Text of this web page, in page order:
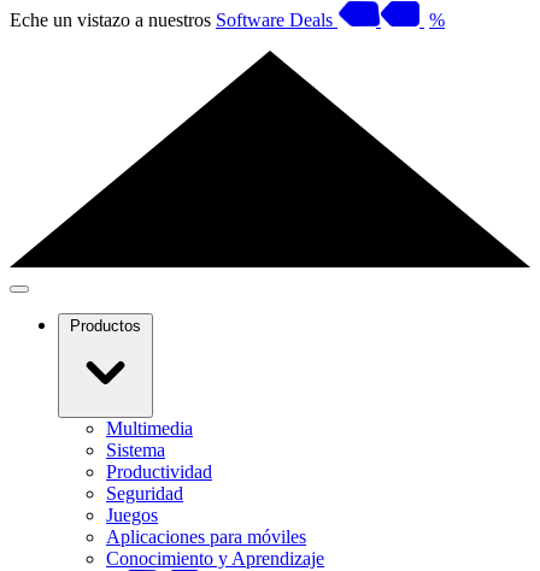
Eche un vistazo a nuestros Software Deals %
Productos
Multimedia
Sistema
Productividad
Seguridad
Juegos
Aplicaciones para móviles
Conocimiento y Aprendizaje